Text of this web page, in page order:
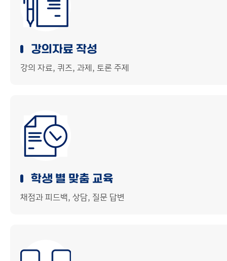
강의자료 작성
강의 자료, 퀴즈, 과제, 토론 주제
학생 별 맞춤 교육
채점과 피드백, 상담, 질문 답변